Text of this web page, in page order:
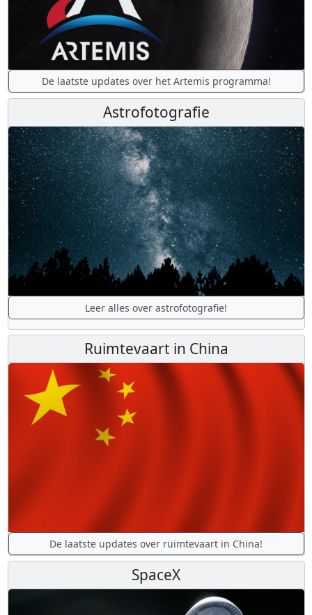
De laatste updates over het Artemis programma!
Astrofotografie
Leer alles over astrofotografie!
Ruimtevaart in China
De laatste updates over ruimtevaart in China!
SpaceX